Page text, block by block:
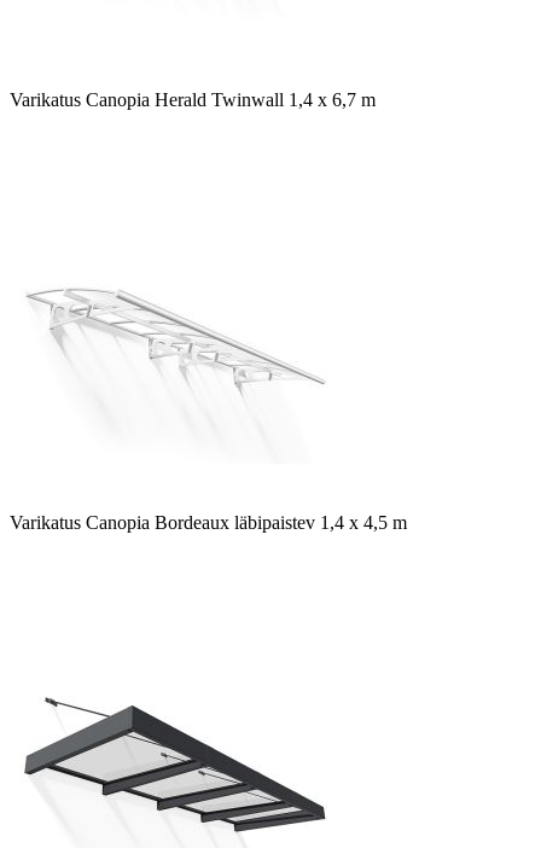
Varikatus Canopia Herald Twinwall 1,4 x 6,7 m
Varikatus Canopia Bordeaux läbipaistev 1,4 x 4,5 m